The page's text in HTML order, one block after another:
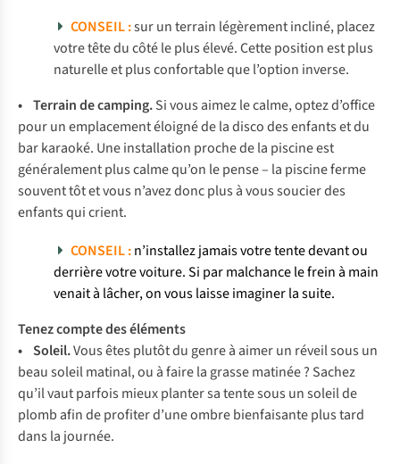
CONSEIL :sur un terrain légèrement incliné, placez
votre tête du côté le plus élevé. Cette position est plus
naturelle et plus confortable que l’option inverse.
• Terrain de camping.Si vous aimez le calme, optez d’office
pour un emplacement éloigné de la disco des enfants et du
bar karaoké. Une installation proche de la piscine est
généralement plus calme qu’on le pense – la piscine ferme
souvent tôt et vous n’avez donc plus à vous soucier des
enfants qui crient.
CONSEIL:n’installez jamais votre tente devant ou
derrière votre voiture. Si par malchance le frein à main
venait à lâcher, on vous laisse imaginer la suite.
Tenez compte des éléments
• Soleil.Vous êtes plutôt du genre à aimer un réveil sous un
beau soleil matinal, ou à faire la grasse matinée ? Sachez
qu’il vaut parfois mieux planter sa tente sous un soleil de
plomb afin de profiter d’une ombre bienfaisante plus tard
dans la journée.